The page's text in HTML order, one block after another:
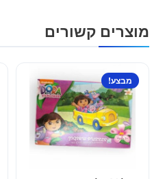
מוצרים קשורים
מבצע!